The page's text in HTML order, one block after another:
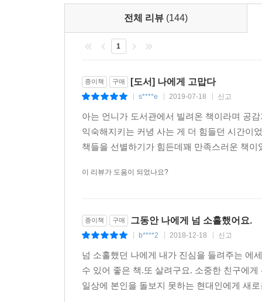
응원하는 이가 있을 테니 조금 더 힘을 내 보려고
힘든 순간,
주위 사람들이 나를 응원하는 것처럼
--- 「내 삶이 나를 응원한다」 중에서
전체 리뷰 (144)
1
종이책 구매 [도서] 나에게 고맙다
s****e 2019-07-18 신고
아는 언니가 도서관에서 빌려온 책이라며 공
익숙해지키는 커녕 사는 게 더 힘들던 시간이
책들을 선별하기가 힘든데꽤 만족스러운 책
이 리뷰가 도움이 되었나요?
종이책 구매 그동안 나에게 넘 소홀했어요.
b****2 2018-12-18 신고
넘 소홀했던 나에게 내가 진심을 들려주는 에
수 있어 좋은 책.또 살려구요. 소중한 친구에
일상에 본인을 돌보지 못하는 현대인에게 새